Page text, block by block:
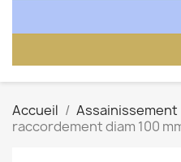
Accueil Assainissement
raccordement diam 100